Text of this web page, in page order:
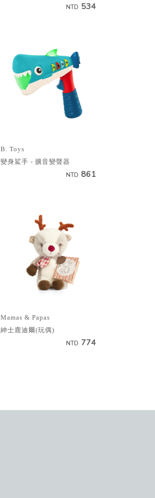
NTD 534
B. Toys
變身鯊手 - 擴音變聲器
NTD 861
Mamas & Papas
紳士鹿迪爾(玩偶)
NTD 774